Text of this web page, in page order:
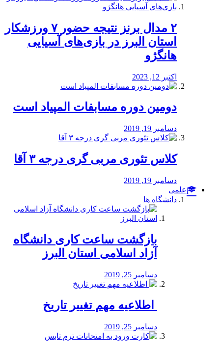
۲ مدال برنز نتیجه حضور ۷ ورزشکار
استان البرز در بازی‌های آسیایی
هانگژو
اکتبر 12, 2023
دومین دوره مسابفات المپیاد است
دسامبر 19, 2019
کلاس تئوری مربی گری درجه ۳ آقا
دسامبر 19, 2019
علمی
دانشگاه ها
بازگشت ساعت کاری دانشگاه
آزاد اسلامی استان البرز
دسامبر 25, 2019
️ اطلاعیه مهم تغییر تاریخ
دسامبر 25, 2019